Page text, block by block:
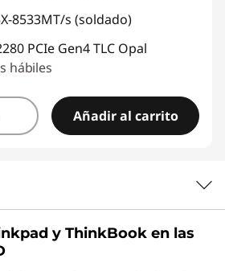
8533MT/s (soldado)
PCIe Gen4 TLC Opal
hábiles
Añadir al carrito
de trabajo más inteligente
y ThinkBook en las